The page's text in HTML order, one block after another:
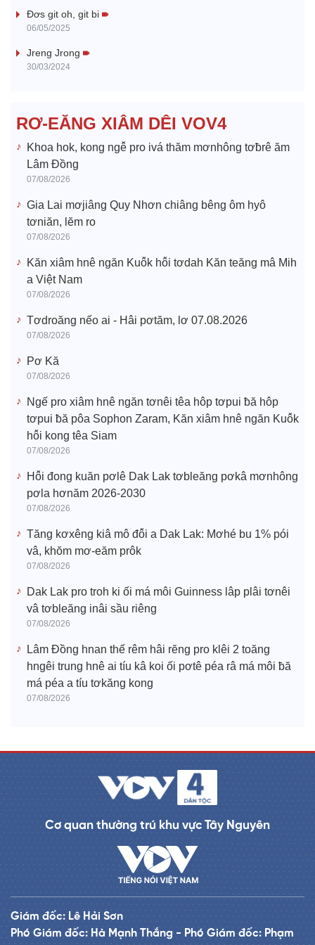
e
o
Đơs git oh, git bi
06/05/2025
Jreng Jrong
30/03/2024
RƠ-EĂNG XIÂM DÊI VOV4
Khoa hok, kong ngê̆ pro ivá thăm mơnhông tơƀrê ăm
Lâm Đồng
07/08/2026
Gia Lai mơjiâng Quy Nhơn chiâng bêng ôm hyô
tơniăn, lĕm ro
07/08/2026
Kăn xiâm hnê ngăn Kuô̆k hô̆i tơdah Kăn teăng mâ Mih
a Việt Nam
07/08/2026
Tơdroăng nếo ai - Hâi pơtăm, lơ 07.08.2026
07/08/2026
Pơ Kă
07/08/2026
Ngế pro xiâm hnê ngăn tơnêi têa hôp tơpui ƀă hôp
tơpui ƀă pôa Sophon Zaram, Kăn xiâm hnê ngăn Kuô̆k
hô̆i kong têa Siam
07/08/2026
Hô̆i đong kuăn pơlê Dak Lak tơbleăng pơkâ mơnhông
pơla hơnăm 2026-2030
07/08/2026
Tăng kơxêng kiâ mô đô̆i a Dak Lak: Mơhé bu 1% pói
vâ, khŏm mơ-eăm prôk
07/08/2026
Dak Lak pro troh ki ối má môi Guinness lâp plâi tơnêi
vâ tơbleăng inâi sầu riêng
07/08/2026
Lâm Đồng hnan thế rêm hâi rĕng pro klêi 2 toăng
hngêi trung hnê ai tíu kâ koi ối pơtê péa râ má môi ƀă
má péa a tíu tơkăng kong
07/08/2026
Cơ quan thường trú khu vực Tây Nguyên
Giám đốc: Lê Hải Sơn
Phó Giám đốc: Hà Mạnh Thắng - Phó Giám đốc: Phạm